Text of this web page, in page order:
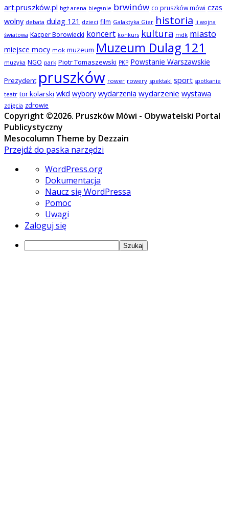
art.pruszków.pl bgż arena bieganie brwinów co pruszków mówi czas
wolny debata dulag 121 dzieci film Galaktyka Gier historia ii wojna
światowa Kacper Borowiecki koncert konkurs kultura mdk miasto
miejsce mocy mok muzeum Muzeum Dulag 121
muzyka NGO park Piotr Tomaszewski PKP Powstanie Warszawskie
Prezydent pruszków rower rowery spektakl sport spotkanie
teatr tor kolarski wkd wybory wydarzenia wydarzenie wystawa
zdjęcia zdrowie
Copyright ©2026. Pruszków Mówi - Obywatelski Portal
Publicystyczny
Mesocolumn Theme by Dezzain
Przejdź do paska narzędzi
WordPressie
WordPress.org
Dokumentacja
Naucz się WordPressa
Pomoc
Uwagi
Zaloguj się
Szukaj